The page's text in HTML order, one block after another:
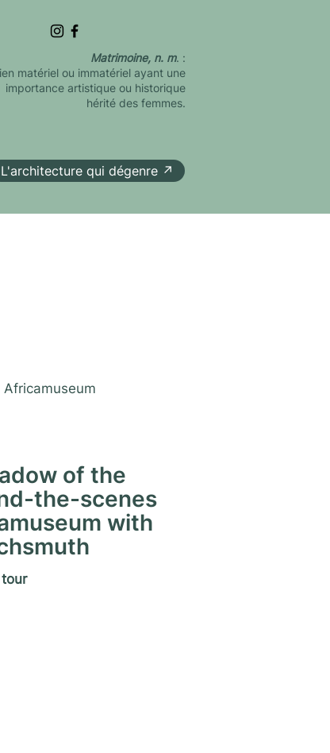
Matrimoine, n. m. :
matériel ou immatériel ayant une
importance artistique ou historique
hérité des femmes.
L'architecture qui dégenre ↗
Africamuseum
of the
the-scenes
with